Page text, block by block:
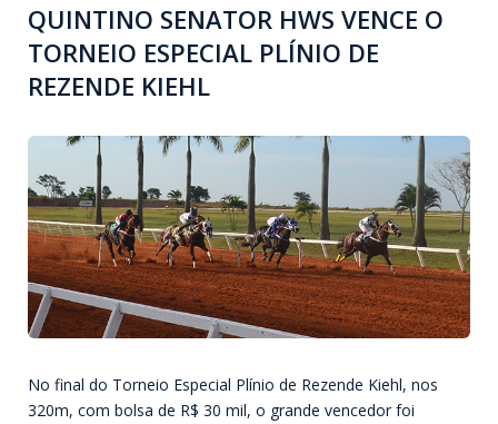
u
b
e
QUINTINO SENATOR HWS VENCE O
TORNEIO ESPECIAL PLÍNIO DE
REZENDE KIEHL
No final do Torneio Especial Plínio de Rezende Kiehl, nos
320m, com bolsa de R$ 30 mil, o grande vencedor foi